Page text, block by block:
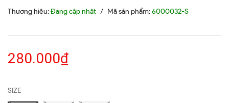
Thương hiệu:Đang cập nhật / Mã sản phẩm:6000032-S
280.000₫
SIZE